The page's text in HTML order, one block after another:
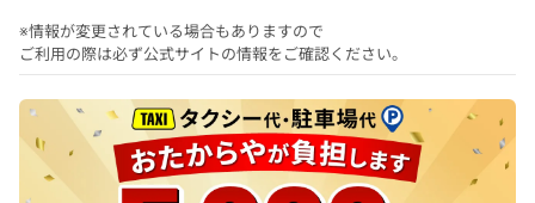
※情報が変更されている場合もありますので
ご利用の際は必ず公式サイトの情報をご確認ください。